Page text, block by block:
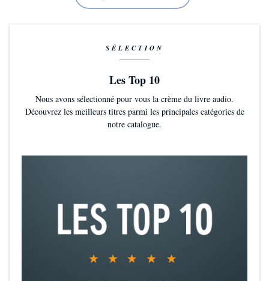
SÉLECTION
Les Top 10
Nous avons sélectionné pour vous la crème du livre audio.
Découvrez les meilleurs titres parmi les principales catégories de
notre catalogue.